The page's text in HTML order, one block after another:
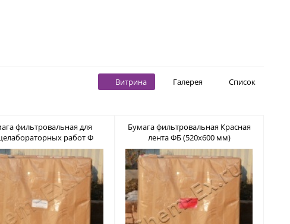
Список
Галерея
Витрина
фильтровальная для
работ Ф
(520х600 мм)
Бумага фильтровальная Красная
лента ФБ (520х600 мм)